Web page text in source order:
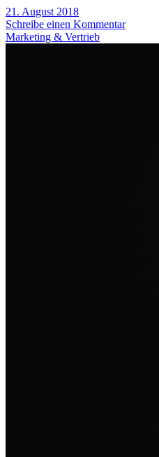
21. August 2018
Schreibe einen Kommentar
Marketing & Vertrieb